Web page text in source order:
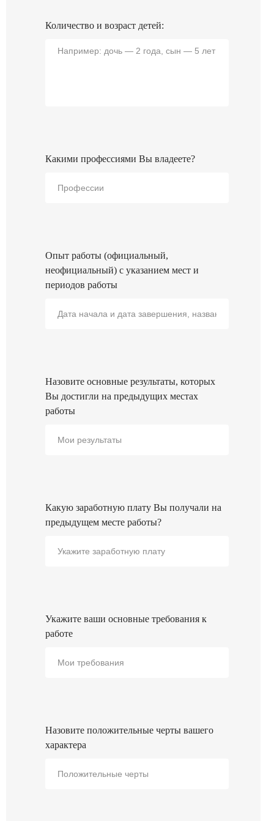
Количество и возраст детей:
Какими профессиями Вы владеете?
Опыт работы (официальный,
неофициальный) с указанием мест и
периодов работы
Назовите основные результаты, которых
Вы достигли на предыдущих местах
работы
Какую заработную плату Вы получали на
предыдущем месте работы?
Укажите ваши основные требования к
работе
Назовите положительные черты вашего
характера